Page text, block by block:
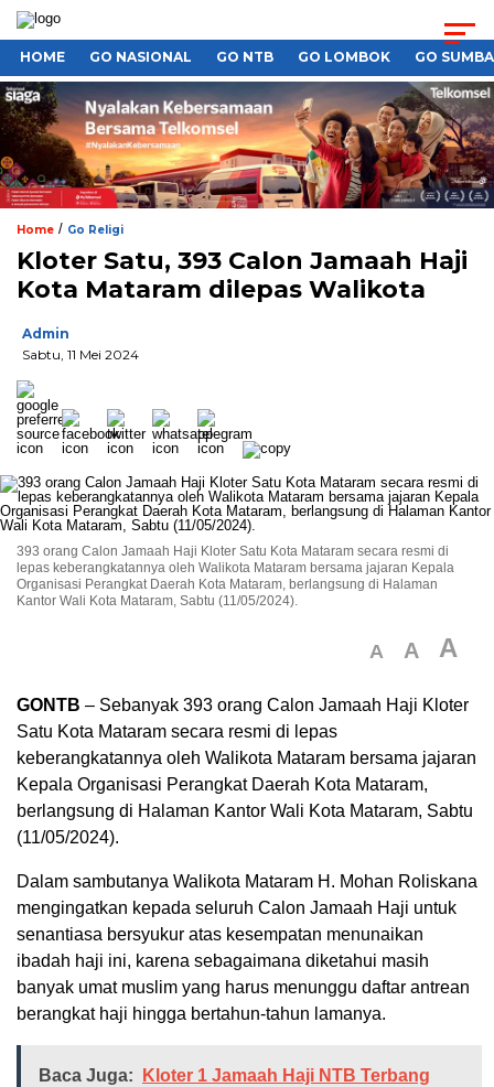
HOME GO NASIONAL GO NTB GO LOMBOK GO
Home / Go Religi
Kloter Satu, 393 Calon Jamaah Haji
Kota Mataram dilepas Walikota
Admin
Sabtu, 11 Mei 2024
393 orang Calon Jamaah Haji Kloter Satu Kota Mataram secara resmi di
lepas keberangkatannya oleh Walikota Mataram bersama jajaran Kepala
Organisasi Perangkat Daerah Kota Mataram, berlangsung di Halaman
Kantor Wali Kota Mataram, Sabtu (11/05/2024).
A A A
GONTB – Sebanyak 393 orang Calon Jamaah Haji Kloter
Satu Kota Mataram secara resmi di lepas
keberangkatannya oleh Walikota Mataram bersama jajaran
Kepala Organisasi Perangkat Daerah Kota Mataram,
berlangsung di Halaman Kantor Wali Kota Mataram, Sabtu
(11/05/2024).
Dalam sambutanya Walikota Mataram H. Mohan Roliskana
mengingatkan kepada seluruh Calon Jamaah Haji untuk
senantiasa bersyukur atas kesempatan menunaikan
ibadah haji ini, karena sebagaimana diketahui masih
banyak umat muslim yang harus menunggu daftar antrean
berangkat haji hingga bertahun-tahun lamanya.
Baca Juga:
Kloter 1 Jamaah Haji NTB Terbang